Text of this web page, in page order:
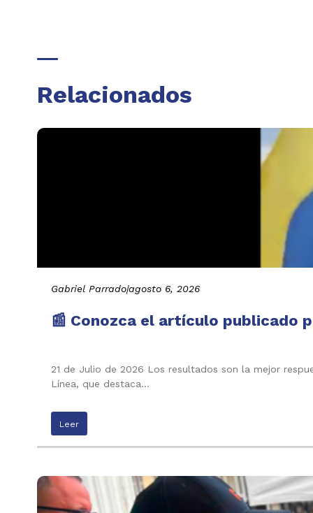
Relacionados
Gabriel Parrado|agosto 6, 2026
📰 Conozca el artículo publicado
21 de Julio de 2026 Los resultados son la mejor
Línea, que destaca…
Leer